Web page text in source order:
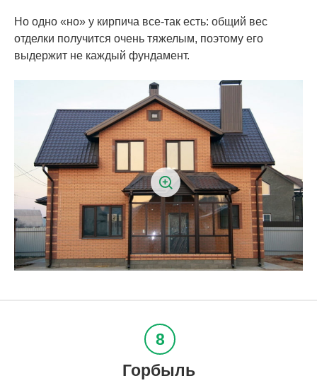
Но одно «но» у кирпича все-так есть: общий вес
отделки получится очень тяжелым, поэтому его
выдержит не каждый фундамент.
Горбыль